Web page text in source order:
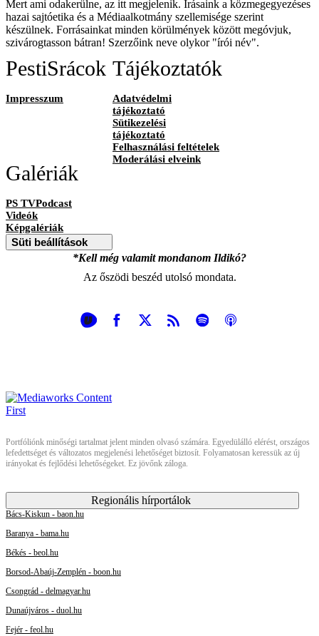
Mert ami odakerülne, az itt megjelenik. Írásaink a közmegegyezéses
hazai sajtóetika és a Médiaalkotmány szellemisége szerint
készülnek. Forrásainkat minden körülmények között megóvjuk,
szivárogtasson bátran! Szerzőink neve olykor "írói név".
PestiSrácok
Impresszum
Tájékoztatók
Adatvédelmi
tájékoztató
Sütikezelési
tájékoztató
Felhasználási feltételek
Moderálási elveink
Galériák
PS TVPodcast
Videók
Képgalériák
Süti beállítások
*Kell még valamit mondanom Ildikó?
Az őszödi beszéd utolsó mondata.
Portfóliónk minőségi tartalmat jelent minden olvasó számára. Egyedülálló elérést, országos
lefedettséget és változatos megjelenési lehetőséget biztosít. Folyamatosan keressük az új
irányokat és fejlődési lehetőségeket. Ez jövőnk záloga.
Regionális hírportálok
Bács-Kiskun - baon.hu
Baranya - bama.hu
Békés - beol.hu
Borsod-Abaúj-Zemplén - boon.hu
Csongrád - delmagyar.hu
Dunaújváros - duol.hu
Fejér - feol.hu